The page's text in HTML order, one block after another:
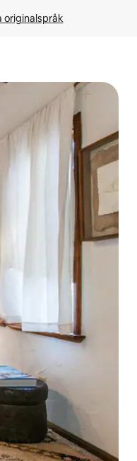
originalspråk
svepa.